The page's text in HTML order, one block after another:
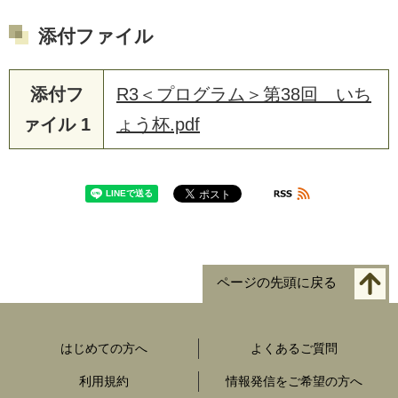
添付ファイル
添付フ
ァイル 1
R3＜プログラム＞第38回 いち
ょう杯.pdf
ページの先頭に戻る
はじめての方へ よくあるご質問
利用規約 情報発信をご希望の方へ